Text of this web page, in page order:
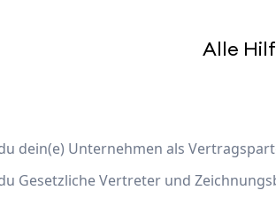
Alle
dein(e) Unternehmen als
Gesetzliche Vertreter und